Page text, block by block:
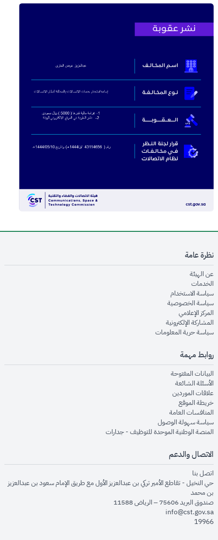
نظرة عامة
عن الهيئةopens in new window
الخدماتopens in new window
سياسة الاستخدام
سياسة الخصوصيةopens in new window
المركز الإعلاميopens in new window
المشاركة الإلكترونيةopens in new window
سياسة حرية المعلوماتopens in new window
روابط مهمة
البيانات المفتوحةopens in new window
الأسئلة الشائعةopens in new window
علاقات الموردينopens in new window
خريطة الموقعopens in new window
المنافسات العامةopens in new window
سياسة سهولة الوصولopens in new window
المنصة الوطنية الموحدة للتوظيف - جداراتopens in new window
الاتصال والدعم
اتصل بنا
حي النخيل - تقاطع الأمير تركي بن عبدالعزيز الأول مع طريق الإمام سعود بن عبدالعزيز
بن محمد
صندوق البريد 75606 – الرياض 11588
info@cst.gov.sa
19966